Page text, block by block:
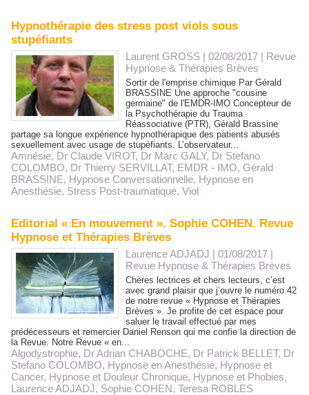
Hypnothérapie des stress post viols sous
stupéfiants
Laurent GROSS | 02/08/2017 | Revue
Hypnose & Thérapies Brèves
Sortir de l'emprise chimique Par Gérald
BRASSINE Une approche "cousine
germaine" de l'EMDR-IMO Concepteur de
la Psychothérapie du Trauma
Réassociative (PTR), Gérald Brassine
partage sa longue expérience hypnothérapique des patients abusés
sexuellement avec usage de stupéfiants. L’observateur...
Amnésie, Dr Claude VIROT, Dr Marc GALY, Dr Stefano
COLOMBO, Dr Thierry SERVILLAT, EMDR - IMO, Gérald
BRASSINE, Hypnose Conversationnelle, Hypnose en
Anesthésie, Stress Post-traumatique, Viol
Editorial « En mouvement ». Sophie COHEN. Revue
Hypnose et Thérapies Brèves
Laurence ADJADJ | 01/08/2017 |
Revue Hypnose & Thérapies Brèves
Chères lectrices et chers lecteurs, c’est
avec grand plaisir que j’ouvre le numéro 42
de notre revue « Hypnose et Thérapies
Brèves ». Je profite de cet espace pour
saluer le travail effectué par mes
prédécesseurs et remercier Daniel Renson qui me confie la direction de
la Revue. Notre Revue « en...
Algodystrophie, Dr Adrian CHABOCHE, Dr Patrick BELLET, Dr
Stefano COLOMBO, Hypnose en Anesthésie, Hypnose et
Cancer, Hypnose et Douleur Chronique, Hypnose et Phobies,
Laurence ADJADJ, Sophie COHEN, Teresa ROBLES